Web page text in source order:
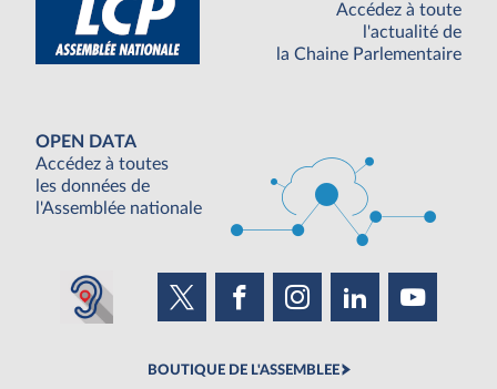
Accédez à toute
l'actualité de
la Chaine Parlementaire
OPEN DATA
Accédez à toutes
les données de
l'Assemblée nationale
BOUTIQUE DE L'ASSEMBLEE